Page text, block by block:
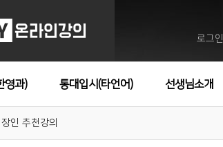
로그인
영과) 통대입시(타언어) 선생님소개
인 추천강의